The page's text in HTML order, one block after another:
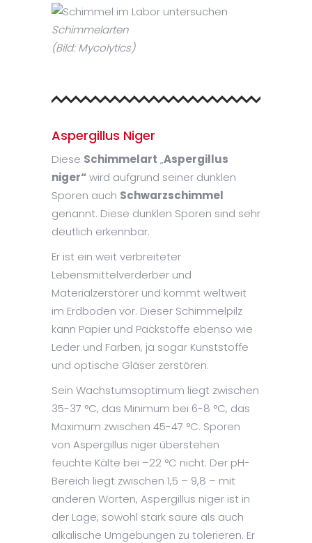
Schimmelarten
(Bild: Mycolytics)
Aspergillus Niger
Diese Schimmelart „Aspergillus
niger“wird aufgrund seiner dunklen
Sporen auch Schwarzschimmel
genannt. Diese dunklen Sporen sind sehr
deutlich erkennbar.
Er ist ein weit verbreiteter
Lebensmittelverderber und
Materialzerstörer und kommt weltweit
im Erdboden vor. Dieser Schimmelpilz
kann Papier und Packstoffe ebenso wie
Leder und Farben, ja sogar Kunststoffe
und optische Gläser zerstören.
Sein Wachstumsoptimum liegt zwischen
35-37 °C, das Minimum bei 6-8 °C, das
Maximum zwischen 45-47 °C. Sporen
von Aspergillus niger überstehen
feuchte Kälte bei –22 °C nicht. Der pH-
Bereich liegt zwischen 1,5 – 9,8 – mit
anderen Worten, Aspergillus niger ist in
der Lage, sowohl stark saure als auch
alkalische Umgebungen zu tolerieren. Er